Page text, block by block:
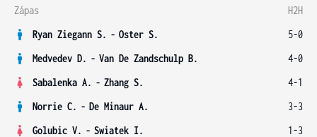
Zápas
H2H
Ryan Ziegann S. - Oster S.
5-0
Medvedev D. - Van De Zandschulp B.
4-0
Sabalenka A. - Zhang S.
4-1
Norrie C. - De Minaur A.
3-3
Golubic V. - Swiatek I.
1-3